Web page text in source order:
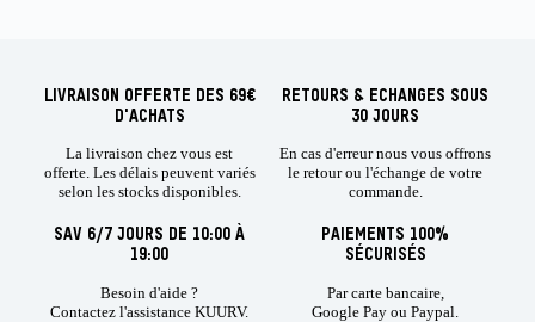
LIVRAISON OFFERTE DES 69€
D'ACHATS
La livraison chez vous est
offerte. Les délais peuvent variés
selon les stocks disponibles.
RETOURS & ECHANGES SOUS
30 JOURS
En cas d'erreur nous vous offrons
le retour ou l'échange de votre
commande.
SAV 6/7 JOURS DE 10:00 À
19:00
Besoin d'aide ?
Contactez l'assistance KUURV.
PAIEMENTS 100%
SÉCURISÉS
Par carte bancaire,
Google Pay ou Paypal.